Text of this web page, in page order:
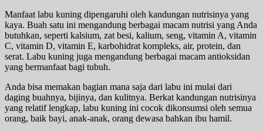
Manfaat labu kuning dipengaruhi oleh kandungan nutrisinya yang
kaya. Buah satu ini mengandung berbagai macam nutrisi yang Anda
butuhkan, seperti kalsium, zat besi, kalium, seng, vitamin A, vitamin
C, vitamin D, vitamin E, karbohidrat kompleks, air, protein, dan
serat. Labu kuning juga mengandung berbagai macam antioksidan
yang bermanfaat bagi tubuh.
Anda bisa memakan bagian mana saja dari labu ini mulai dari
daging buahnya, bijinya, dan kulitnya. Berkat kandungan nutrisinya
yang relatif lengkap, labu kuning ini cocok dikonsumsi oleh semua
orang, baik bayi, anak-anak, orang dewasa bahkan ibu hamil.